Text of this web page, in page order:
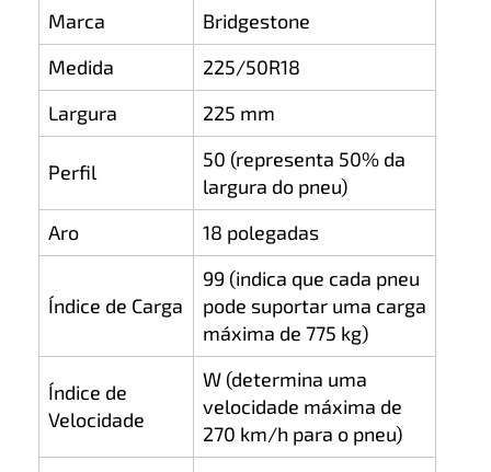
Marca
Bridgestone
Medida
225/50R18
Largura
225 mm
Perfil
50 (representa 50% da
largura do pneu)
Aro
18 polegadas
Índice de Carga
99 (indica que cada pneu
pode suportar uma carga
máxima de 775 kg)
Índice de
Velocidade
W (determina uma
velocidade máxima de
270 km/h para o pneu)